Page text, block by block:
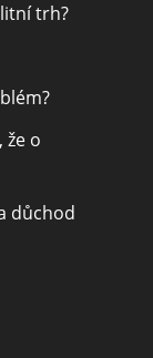
trh?
že o
důchod